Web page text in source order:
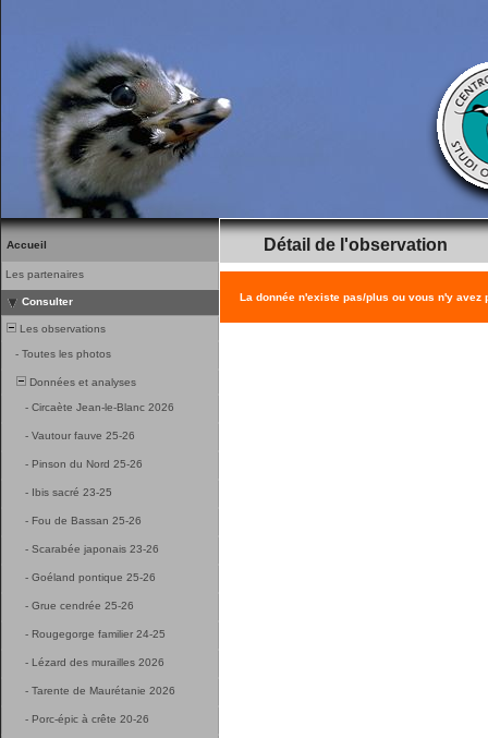
Accueil
Les partenaires
Consulter
Les observations
- Toutes les photos
Données et analyses
- Circaète Jean-le-Blanc 2026
- Vautour fauve 25-26
- Pinson du Nord 25-26
- Ibis sacré 23-25
- Fou de Bassan 25-26
- Scarabée japonais 23-26
- Goéland pontique 25-26
- Grue cendrée 25-26
- Rougegorge familier 24-25
- Lézard des murailles 2026
- Tarente de Maurétanie 2026
- Porc-épic à crête 20-26
Détail de l'observation
La donnée n'existe pas/plus ou vous n'y avez